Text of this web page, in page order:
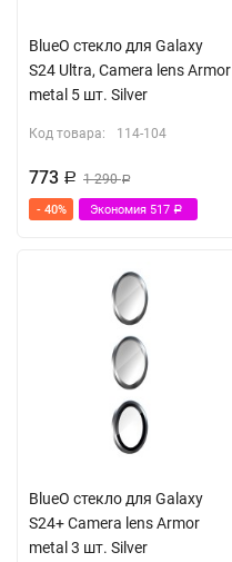
BlueO стекло для Galaxy
S24 Ultra, Camera lens Armor
metal 5 шт. Silver
Код товара: 114-104
773 Р 1 290Р
- 40% Экономия 517 Р
BlueO стекло для Galaxy
S24+ Camera lens Armor
metal 3 шт. Silver